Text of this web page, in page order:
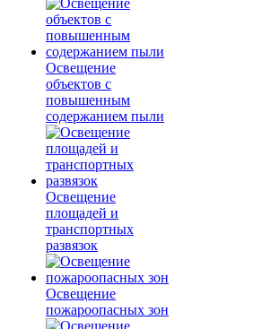
Освещение
объектов с
повышенным
содержанием пыли
Освещение
площадей и
транспортных
развязок
Освещение
пожароопасных зон